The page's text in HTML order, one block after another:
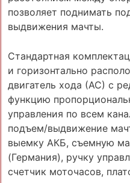
позволяет поднимать
выдвижения мачты.
Стандартная
и горизонтально
двигатель хода (АС) с
функцию
управления по всем
подъем/выдвижение
выемку АКБ, съемную
(Германия), ручку
счетчик моточасов,